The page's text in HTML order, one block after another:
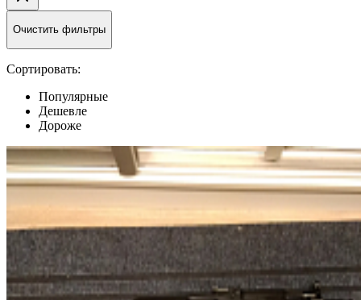
Очистить фильтры
Сортировать:
Популярные
Дешевле
Дороже